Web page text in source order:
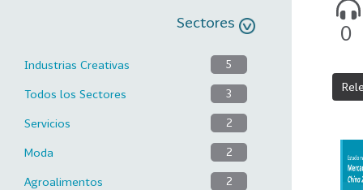
Sectores
Industrias Creativas 5
Todos los Sectores 3
Servicios 2
Moda 2
Agroalimentos 2
0